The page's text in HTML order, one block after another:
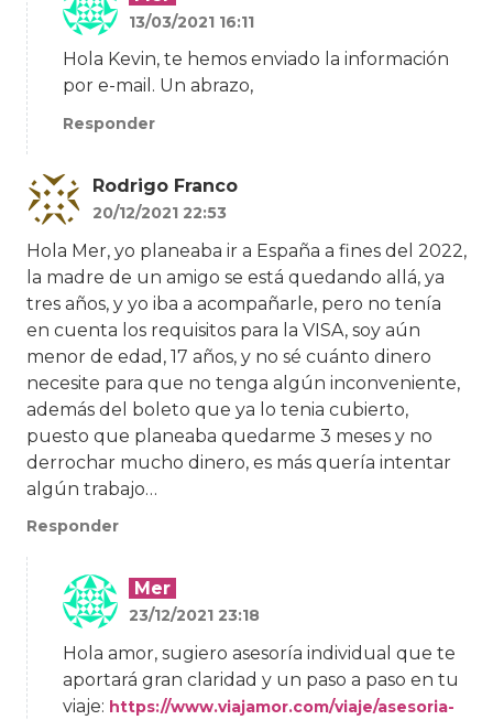
13/03/2021 16:11
Hola Kevin, te hemos enviado la información
por e-mail. Un abrazo,
Responder
Rodrigo Franco
20/12/2021 22:53
Hola Mer, yo planeaba ir a España a fines del 2022,
la madre de un amigo se está quedando allá, ya
tres años, y yo iba a acompañarle, pero no tenía
en cuenta los requisitos para la VISA, soy aún
menor de edad, 17 años, y no sé cuánto dinero
necesite para que no tenga algún inconveniente,
además del boleto que ya lo tenia cubierto,
puesto que planeaba quedarme 3 meses y no
derrochar mucho dinero, es más quería intentar
algún trabajo…
Responder
Mer
23/12/2021 23:18
Hola amor, sugiero asesoría individual que te
aportará gran claridad y un paso a paso en tu
viaje: https://www.viajamor.com/viaje/asesoria-